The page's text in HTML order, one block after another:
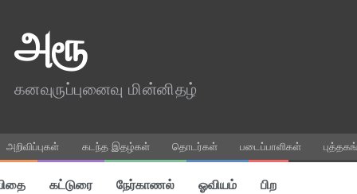
அரூ
கனவுருப்புனைவு மின்னிதழ்
அறிவிப்புகள் கடந்த இதழ்கள் தொடர்கள் படைப்பாளிகள்
கட்டுரை நேர்காணல் ஓவியம் பிற